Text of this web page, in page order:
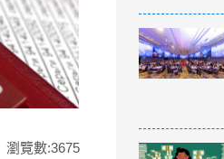
瀏覽數:3675